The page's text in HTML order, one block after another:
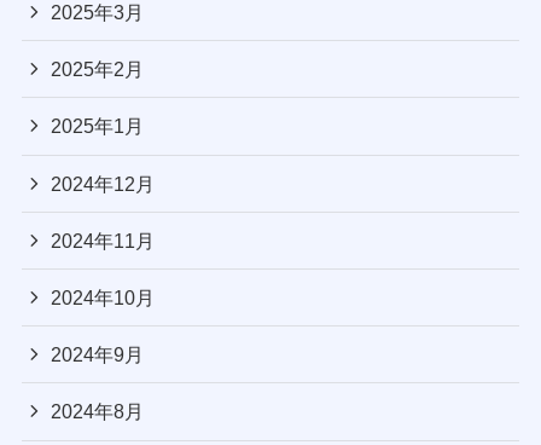
2025年3月
2025年2月
2025年1月
2024年12月
2024年11月
2024年10月
2024年9月
2024年8月